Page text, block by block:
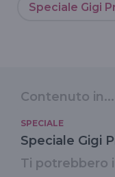
Speciale Gigi
Contenuto in...
SPECIALE
Speciale Gigi
Ti potrebbero